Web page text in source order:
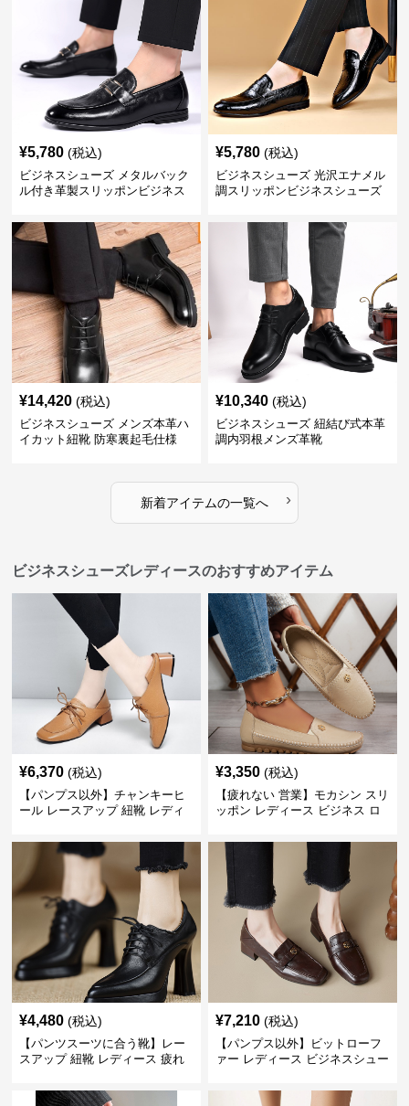
¥5,780 (税込)
ビジネスシューズ メタルバック
ル付き革製スリッポンビジネス
¥5,780 (税込)
ビジネスシューズ 光沢エナメル
調スリッポンビジネスシューズ
¥14,420 (税込)
ビジネスシューズ メンズ本革ハ
イカット紐靴 防寒裏起毛仕様
¥10,340 (税込)
ビジネスシューズ 紐結び式本革
調内羽根メンズ革靴
新着アイテムの一覧へ ›
ビジネスシューズレディースのおすすめアイテム
¥6,370 (税込)
【パンプス以外】チャンキーヒ
ール レースアップ 紐靴 レディ
ーツ スクエアトゥ 歩きやすい
¥3,350 (税込)
【疲れない 営業】モカシン スリ
ッポン レディース ビジネス ロ
ジュアル パンプス以外
¥4,480 (税込)
【パンツスーツに合う靴】レー
スアップ 紐靴 レディース 疲れ
ビジネスシューズ
¥7,210 (税込)
【パンプス以外】ビットローフ
ァー レディース ビジネスシュー
トゥ 疲れない スーツ